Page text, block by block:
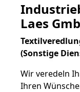
Laes
(Sonstige
Wir veredeln
Ihren